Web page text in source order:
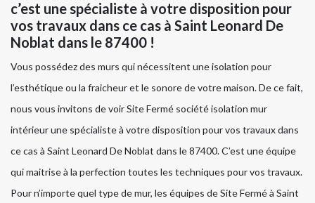
c’est une spécialiste à votre disposition pour
vos travaux dans ce cas à Saint Leonard De
Noblat dans le 87400 !
Vous possédez des murs qui nécessitent une isolation pour
l’esthétique ou la fraicheur et le sonore de votre maison. De ce fait,
nous vous invitons de voir Site Fermé société isolation mur
intérieur une spécialiste à votre disposition pour vos travaux dans
ce cas à Saint Leonard De Noblat dans le 87400. C’est une équipe
qui maitrise à la perfection toutes les techniques pour vos travaux.
Pour n’importe quel type de mur, les équipes de Site Fermé à Saint